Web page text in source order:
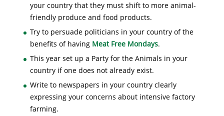
your country that they must shift to more animal-
friendly produce and food products.
Try to persuade politicians in your country of the
benefits of having Meat Free Mondays.
This year set up a Party for the Animals in your
country if one does not already exist.
Write to newspapers in your country clearly
expressing your concerns about intensive factory
farming.